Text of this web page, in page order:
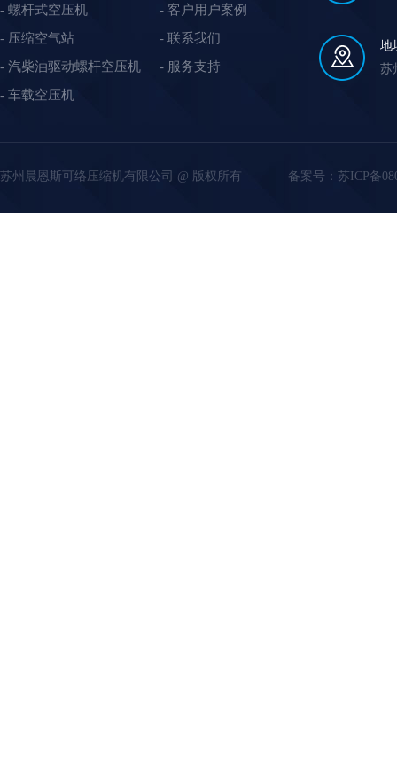
螺杆式空压机
压缩空气站
汽柴油驱动螺杆空压机
车载空压机
客户用户案例
联系我们
服务支持
地
苏
苏州晨恩斯可络压缩机有限公司 @ 版权所有 备案号： 苏ICP备